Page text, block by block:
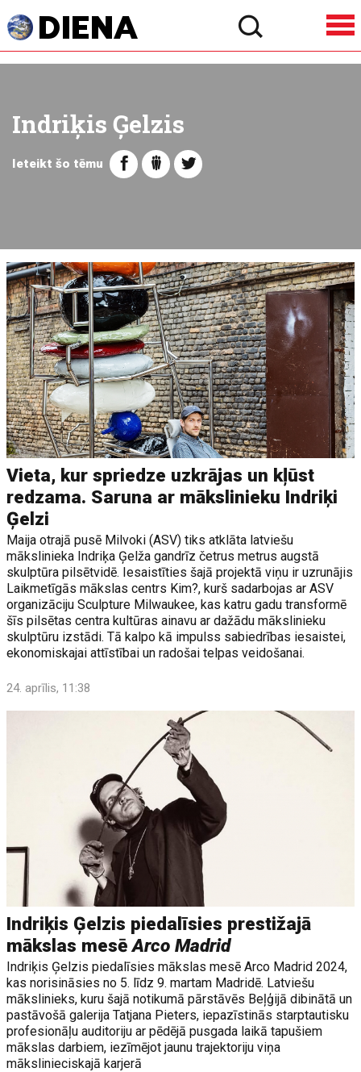
Indriķis Ģelzis
Ieteikt šo tēmu
Vieta, kur spriedze uzkrājas un kļūst
redzama. Saruna ar mākslinieku Indriķi
Ģelzi
Maija otrajā pusē Milvoki (ASV) tiks atklāta latviešu
mākslinieka Indriķa Ģelža gandrīz četrus metrus augstā
skulptūra pilsētvidē. Iesaistīties šajā projektā viņu ir uzrunājis
Laikmetīgās mākslas centrs Kim?, kurš sadarbojas ar ASV
organizāciju Sculpture Milwaukee, kas katru gadu transformē
šīs pilsētas centra kultūras ainavu ar dažādu mākslinieku
skulptūru izstādi. Tā kalpo kā impulss sabiedrības iesaistei,
ekonomiskajai attīstībai un radošai telpas veidošanai.
24. aprīlis, 11:38
Indriķis Ģelzis piedalīsies prestižajā
mākslas mesēArco Madrid
Indriķis Ģelzis piedalīsies mākslas mesē Arco Madrid 2024,
kas norisināsies no 5. līdz 9. martam Madridē. Latviešu
mākslinieks, kuru šajā notikumā pārstāvēs Beļģijā dibinātā un
pastāvošā galerija Tatjana Pieters, iepazīstinās starptautisku
profesionāļu auditoriju ar pēdējā pusgada laikā tapušiem
mākslas darbiem, iezīmējot jaunu trajektoriju viņa
mākslinieciskajā karjerā